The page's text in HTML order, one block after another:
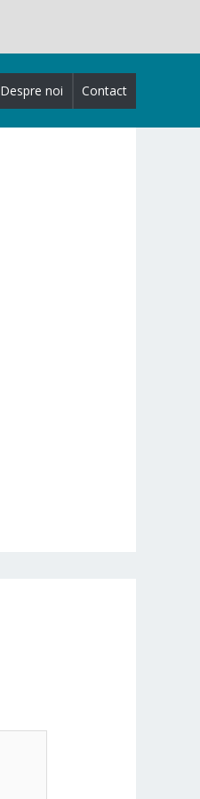
Despre noi Contact